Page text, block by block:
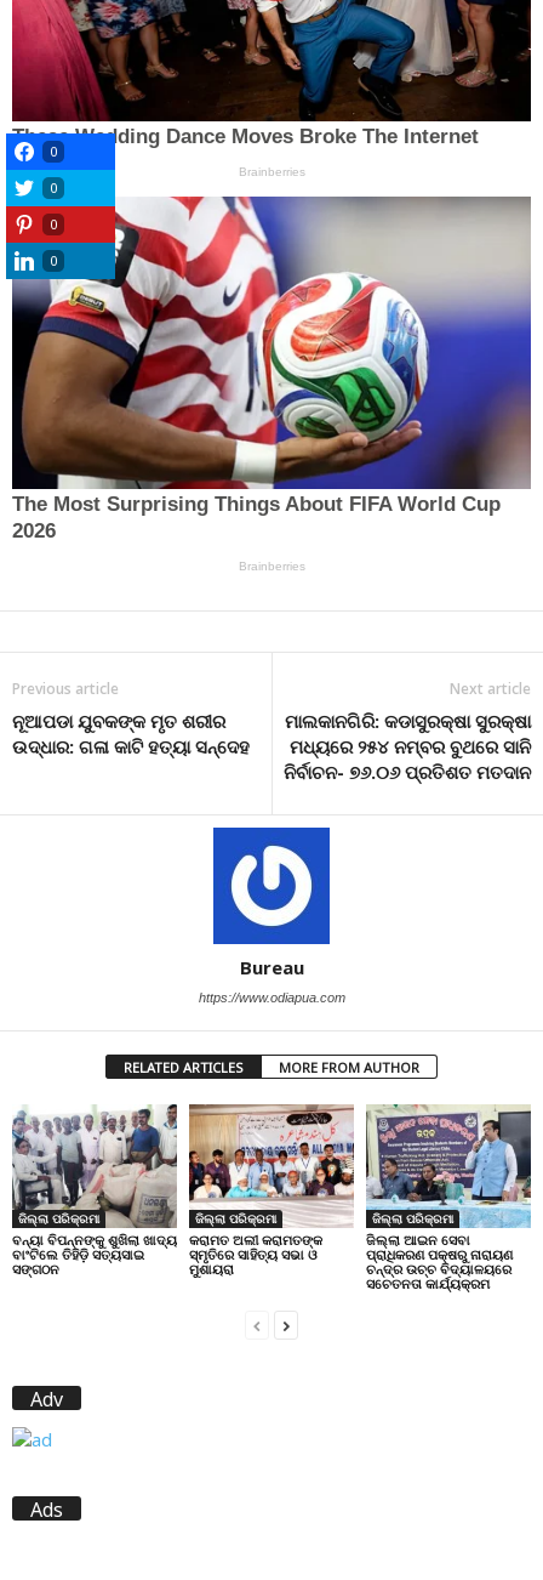
Previous article
ନୂଆପଡା ଯୁବକଙ୍କ ମୃତ ଶରୀର
ଉଦ୍ଧାର: ଗଳା କାଟି ହତ୍ୟା ସନ୍ଦେହ
Next article
ମାଲକାନଗିରି: କଡାସୁରକ୍ଷା ସୁରକ୍ଷା
ମଧ୍ୟରେ ୨୫୪ ନମ୍ବର ବୁଥରେ ସାନି
ନିର୍ବାଚନ- ୭୬.୦୬ ପ୍ରତିଶତ ମତଦାନ
Bureau
https://www.odiapua.com
RELATED ARTICLES MORE FROM AUTHOR
ଜିଲ୍ଲା ପରିକ୍ରମା
ବନ୍ୟା ବିପନ୍ନଙ୍କୁ ଶୁଖିଲା ଖାଦ୍ୟ
ବାଂଟିଲେ ତିହିଡି଼ ସତ୍ୟସାଇ
ସଙ୍ଗଠନ
ଜିଲ୍ଲା ପରିକ୍ରମା
କରାମତ ଅଲୀ କରାମତଙ୍କ
ସ୍ମୃତିରେ ସାହିତ୍ୟ ସଭା ଓ
ମୁଶାୟରା
ଜିଲ୍ଲା ପରିକ୍ରମା
ଜିଲ୍ଲା ଆଇନ ସେବା
ପ୍ରାଧିକରଣ ପକ୍ଷରୁ ନାରାୟଣ
ଚନ୍ଦ୍ର ଉଚ୍ଚ ବିଦ୍ୟାଳୟରେ
ସଚେତନତା କାର୍ଯ୍ୟକ୍ରମ
Adv
Ads
0
0
0
0